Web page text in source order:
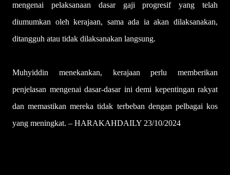
mengenai pelaksanaan dasar gaji progresif yang telah
diumumkan oleh kerajaan, sama ada ia akan dilaksanakan,
ditangguh atau tidak dilaksanakan langsung.
Muhyiddin menekankan, kerajaan perlu memberikan
penjelasan mengenai dasar-dasar ini demi kepentingan rakyat
dan memastikan mereka tidak terbeban dengan pelbagai kos
yang meningkat. – HARAKAHDAILY 23/10/2024